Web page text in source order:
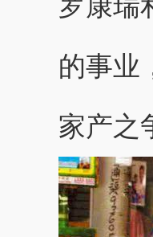
的事业
家产之